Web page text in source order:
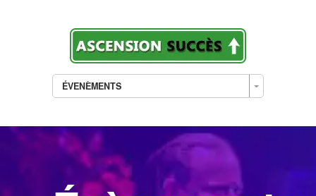
ÉVENÈMENTS